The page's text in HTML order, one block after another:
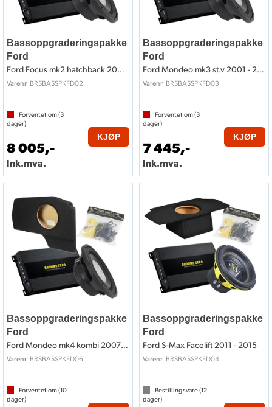
Bassoppgraderingspakke
Ford
Ford Focus mk2 hatchback 2005 - 2010
Varenr BRSBASSPKFD02
Forventet om (3
dager)
8 005,-
Ink.mva.
KJØP
Bassoppgraderingspakke
Ford
Ford Mondeo mk3 st.v 2001 - 2006
Varenr BRSBASSPKFD03
Forventet om (3
dager)
7 445,-
Ink.mva.
KJØP
Bassoppgraderingspakke
Ford
Ford Mondeo mk4 kombi 2007 - 2014
Varenr BRSBASSPKFD06
Forventet om (10
dager)
Bassoppgraderingspakke
Ford
Ford S-Max Facelift 2011 - 2015
Varenr BRSBASSPKFD04
Bestillingsvare (12
dager)